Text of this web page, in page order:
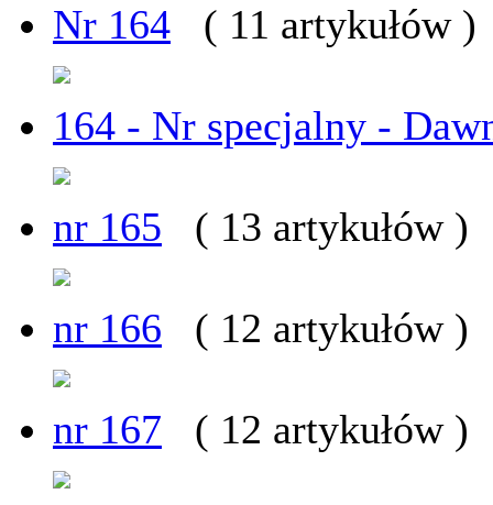
Nr 164 ( 11 artykułów )
164 - Nr specjalny -
nr 165 ( 13 artykułów )
nr 166 ( 12 artykułów )
nr 167 ( 12 artykułów )